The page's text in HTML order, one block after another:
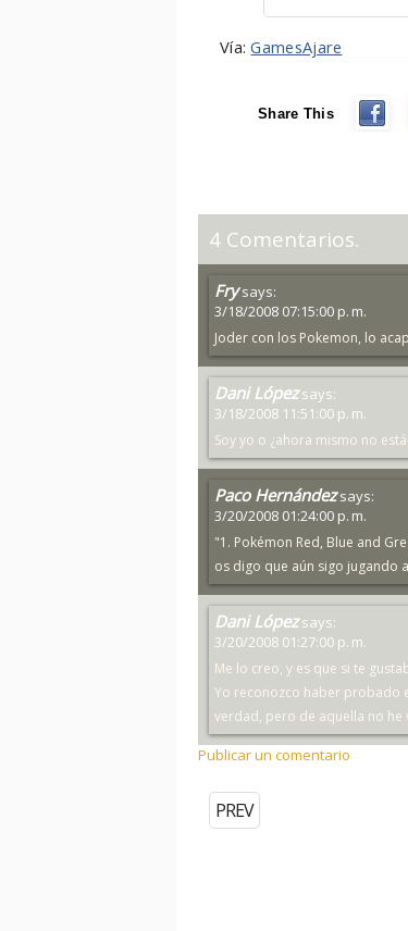
Vía:GamesAjare
Share This
4 Comentarios.
Fry says:
3/18/2008 07:15:00 p. m.
Joder con los Pokemon, lo
Dani López says:
3/18/2008 11:51:00 p. m.
Soy yo o ¿ahora mismo no
Paco Hernández says:
3/20/2008 01:24:00 p. m.
"1. Pokémon Red, Blue and
os digo que aún sigo jugando
Dani López says:
3/20/2008 01:27:00 p. m.
Me lo creo, y es que si te
Yo reconozco haber probado
verdad, pero de aquella no he
Publicar un comentario
PREV